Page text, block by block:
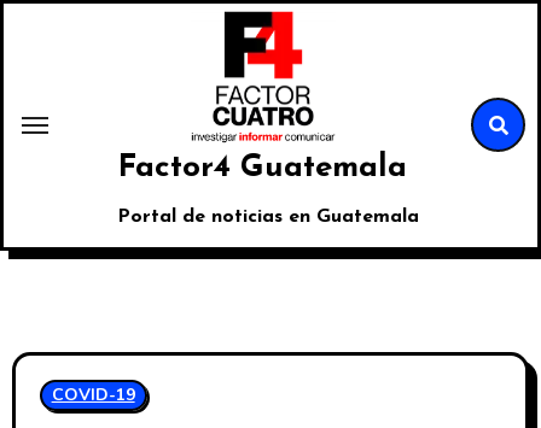
Factor4 Guatemala
Portal de noticias en Guatemala
COVID-19